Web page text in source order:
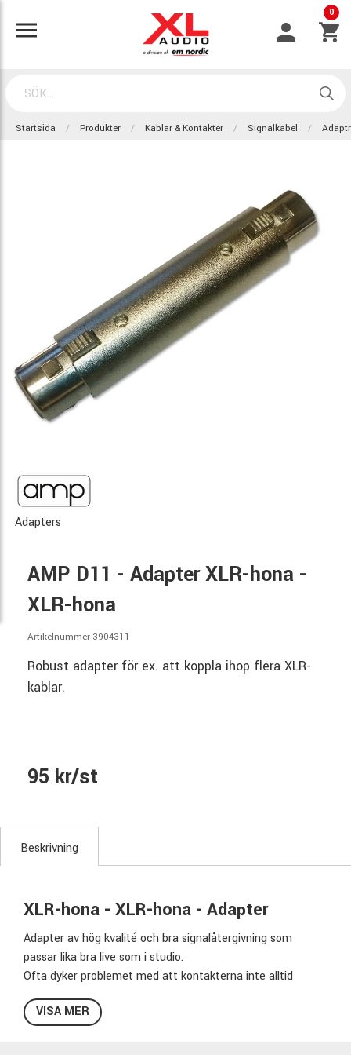
0
Startsida Produkter Kablar & Kontakter Signalkabel
Adapters
AMP D11 - Adapter XLR-hona -
XLR-hona
Artikelnummer 3904311
Robust adapter för ex. att koppla ihop flera XLR-
kablar.
95 kr/st
Beskrivning
XLR-hona - XLR-hona - Adapter
Adapter av hög kvalité och bra signalåtergivning som
passar lika bra live som i studio.
Ofta dyker problemet med att kontakterna inte alltid
matchar varandra beroende på hur man vill koppla ihop sin
utrustning i olika situationer,
VISA MER